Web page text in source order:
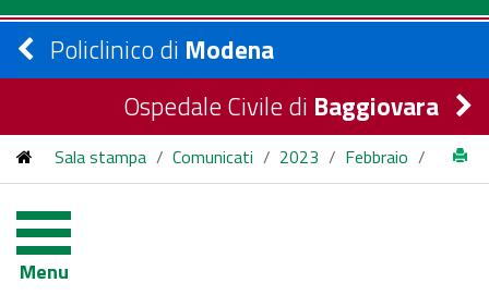
Policlinico di Modena
Ospedale Civile di Baggiovara
Sala stampa / Comunicati / 2023 / Febbraio /
gastro-esofageo per parlare di terapie innovative
Menu